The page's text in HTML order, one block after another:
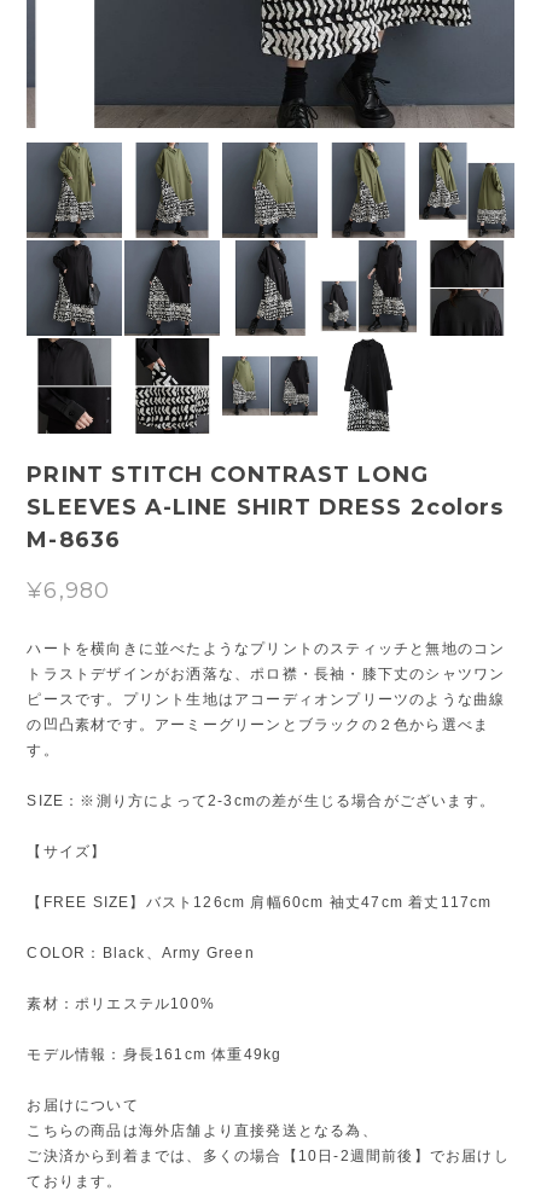
PRINT STITCH CONTRAST LONG
SLEEVES A-LINE SHIRT DRESS 2colors
M-8636
¥6,980
ハートを横向きに並べたようなプリントのスティッチと無地のコン
トラストデザインがお洒落な、ポロ襟・長袖・膝下丈のシャツワン
ピースです。プリント生地はアコーディオンプリーツのような曲線
の凹凸素材です。アーミーグリーンとブラックの２色から選べま
す。
SIZE：※測り方によって2-3cmの差が生じる場合がございます。
【サイズ】
【FREE SIZE】バスト126cm 肩幅60cm 袖丈47cm 着丈117cm
COLOR：Black、Army Green
素材：ポリエステル100%
モデル情報：身長161cm 体重49kg
お届けについて
こちらの商品は海外店舗より直接発送となる為、
ご決済から到着までは、多くの場合【10日-2週間前後】でお届けし
ております。